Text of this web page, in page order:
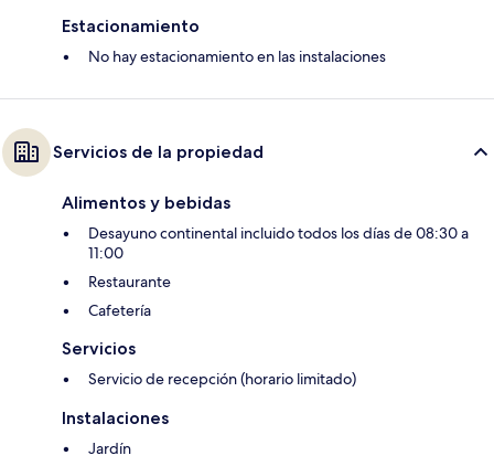
Estacionamiento
No hay estacionamiento en las instalaciones
Servicios de la propiedad
Alimentos y bebidas
Desayuno continental incluido todos los días de 08:30 a
11:00
Restaurante
Cafetería
Servicios
Servicio de recepción (horario limitado)
Instalaciones
Jardín